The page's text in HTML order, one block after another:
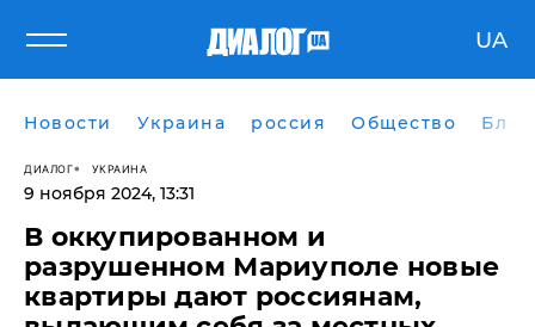
UA
Новости Украина россия Общество
ДИАЛОГ УКРАИНА
9 ноября 2024, 13:31
В оккупированном и
разрушенном Мариуполе новые
квартиры дают россиянам,